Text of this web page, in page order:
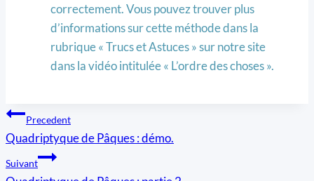
correctement. Vous pouvez trouver plus
d’informations sur cette méthode dans la
rubrique « Trucs et Astuces » sur notre site
dans la vidéo intitulée « L’ordre des choses ».
Navigation
de
Precedent
Quadriptyque de Pâques : démo.
Suivant